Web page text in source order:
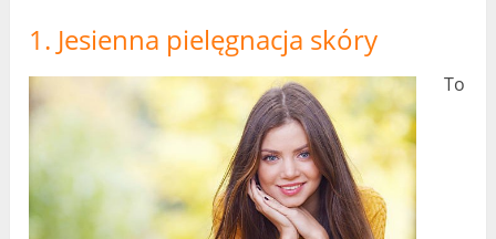
1. Jesienna pielęgnacja skóry
To